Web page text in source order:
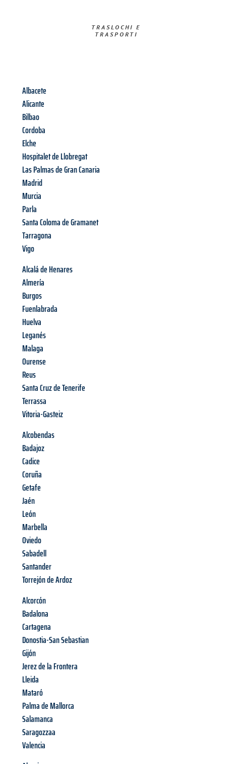
TRASLOCHI E
TRASPORTI​
Albacete
Alicante
Bilbao
Cordoba
Elche
Hospitalet de Llobregat
Las Palmas de Gran Canaria
Madrid
Murcia
Parla
Santa Coloma de Gramanet
Tarragona
Vigo
Alcalá de Henares
Almería
Burgos
Fuenlabrada
Huelva
Leganés
Malaga
Ourense
Reus
Santa Cruz de Tenerife
Terrassa
Vitoria-Gasteiz
Alcobendas
Badajoz
Cadice
Coruña
Getafe
Jaén
León
Marbella
Oviedo
Sabadell
Santander
Torrejón de Ardoz
Alcorcón
Badalona
Cartagena
Donostia-San Sebastian
Gijón
Jerez de la Frontera
Lleida
Mataró
Palma de Mallorca
Salamanca
Saragozzaa
Valencia